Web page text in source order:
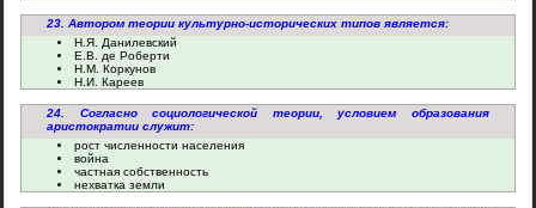
23. Автором теории культурно-исторических типов является:
Н.Я. Данилевский
Е.В. де Роберти
Н.М. Коркунов
Н.И. Кареев
24. Согласно социологической теории, условием образования
аристократии служит:
рост численности населения
война
частная собственность
нехватка земли